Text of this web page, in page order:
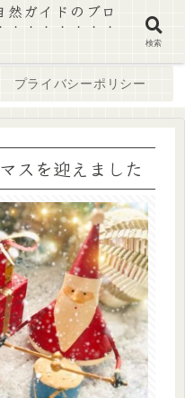
プライバシーポリシー
スを迎えました
ガイドのブロ
検索